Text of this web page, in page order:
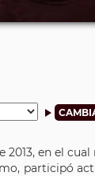
en el cual
participó